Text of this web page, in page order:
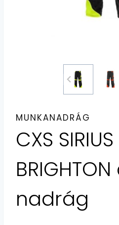
MUNKANADRÁG
CXS SIRIUS
nadrág